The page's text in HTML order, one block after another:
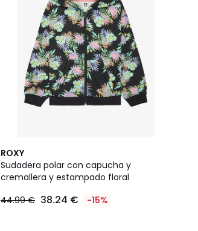
ROXY
Sudadera polar con capucha y
cremallera y estampado floral
44.99 € 38.24 € -15%